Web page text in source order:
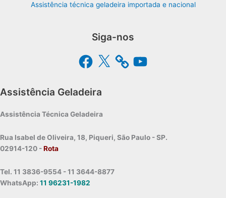
Assistência técnica geladeira importada e nacional
Siga-nos
Facebook
X YouTube
Assistência Geladeira
Assistência Técnica Geladeira
Rua Isabel de Oliveira, 18, Piqueri, São Paulo - SP.
02914-120 -Rota
Tel. 11 3836-9554 - 11 3644-8877
WhatsApp: 11 96231-1982